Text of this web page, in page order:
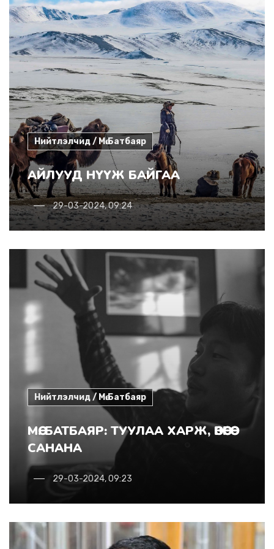
Нийтлэлчид / Мө.Батбаяр
АЙЛУУД НҮҮЖ БАЙГАА
29-03-2024, 09:24
Нийтлэлчид / Мө.Батбаяр
МӨ. БАТБАЯР: ТУУЛАА ХАРЖ, ӨВӨӨГӨӨ
САНАНА
29-03-2024, 09:23